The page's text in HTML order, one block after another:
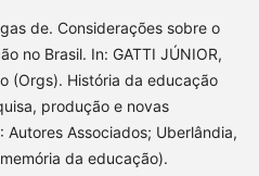
de. Considerações sobre o
no Brasil. In: GATTI JÚNIOR,
(Orgs). História da educação
produção e novas
Autores Associados; Uberlândia,
da educação).